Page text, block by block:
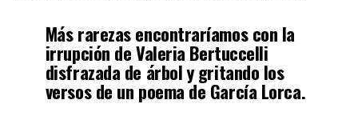
Más rarezas encontraríamos con la
irrupción deValeria Bertuccelli
disfrazada de árbol y gritando los
versos de un poema deGarcía Lorca.